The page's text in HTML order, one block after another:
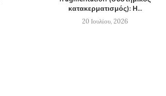
κατακερματισμός): Η...
20 Ιουλίου, 2026